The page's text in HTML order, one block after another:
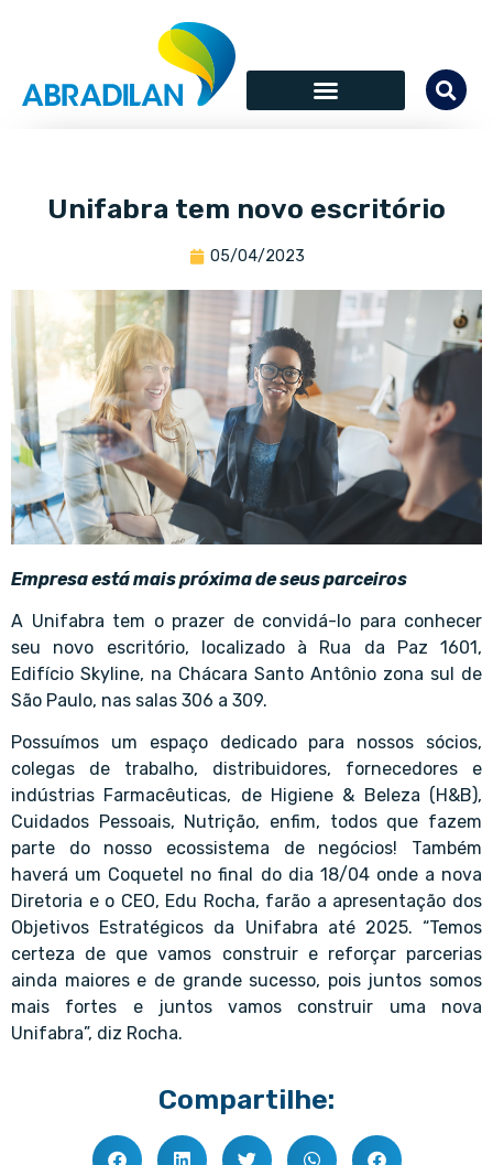
Unifabra tem novo escritório
05/04/2023
Empresa está mais próxima de seus parceiros
A Unifabra tem o prazer de convidá-lo para conhecer
seu novo escritório, localizado à Rua da Paz 1601,
Edifício Skyline, na Chácara Santo Antônio zona sul de
São Paulo, nas salas 306 a 309.
Possuímos um espaço dedicado para nossos sócios,
colegas de trabalho, distribuidores, fornecedores e
indústrias Farmacêuticas, de Higiene & Beleza (H&B),
Cuidados Pessoais, Nutrição, enfim, todos que fazem
parte do nosso ecossistema de negócios! Também
haverá um Coquetel no final do dia 18/04 onde a nova
Diretoria e o CEO, Edu Rocha, farão a apresentação dos
Objetivos Estratégicos da Unifabra até 2025. “Temos
certeza de que vamos construir e reforçar parcerias
ainda maiores e de grande sucesso, pois juntos somos
mais fortes e juntos vamos construir uma nova
Unifabra”, diz Rocha.
Compartilhe: